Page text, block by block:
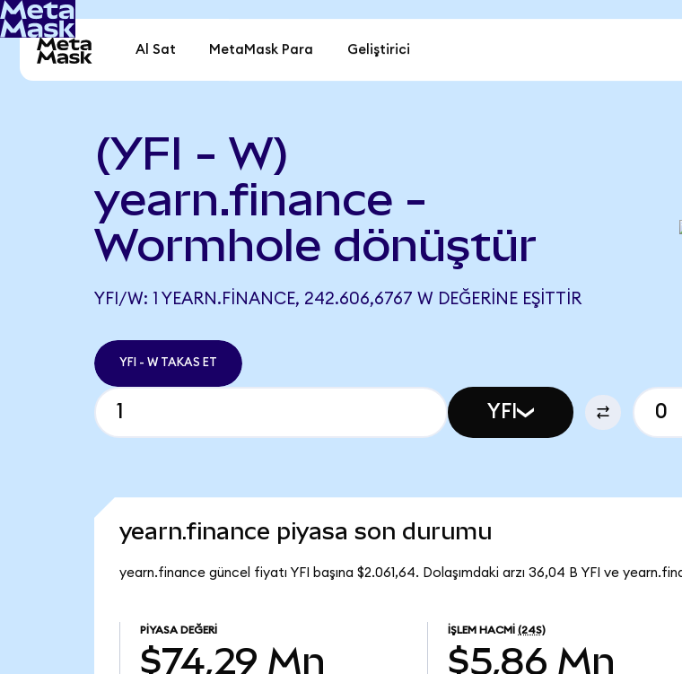
Al Sat MetaMask Para Geliştirici
(YFI - W)
yearn.finance -
Wormhole dönüştür
YFI/W: 1 YEARN.FINANCE, 242.606,6767 W DEĞERINE EŞITTIR
YFI - W TAKAS ET
YFI
yearn.finance piyasa son durumu
yearn.finance güncel fiyatı YFI başına $2.061,64. Dolaşımdaki arzı 36,04 B YFI ve
PIYASA DEĞERI
$74,29 Mn
İŞLEM HACMI (24S)
$5,86 Mn